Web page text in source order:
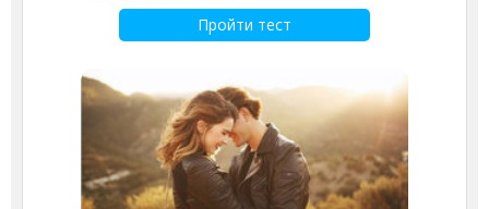
Пройти тест